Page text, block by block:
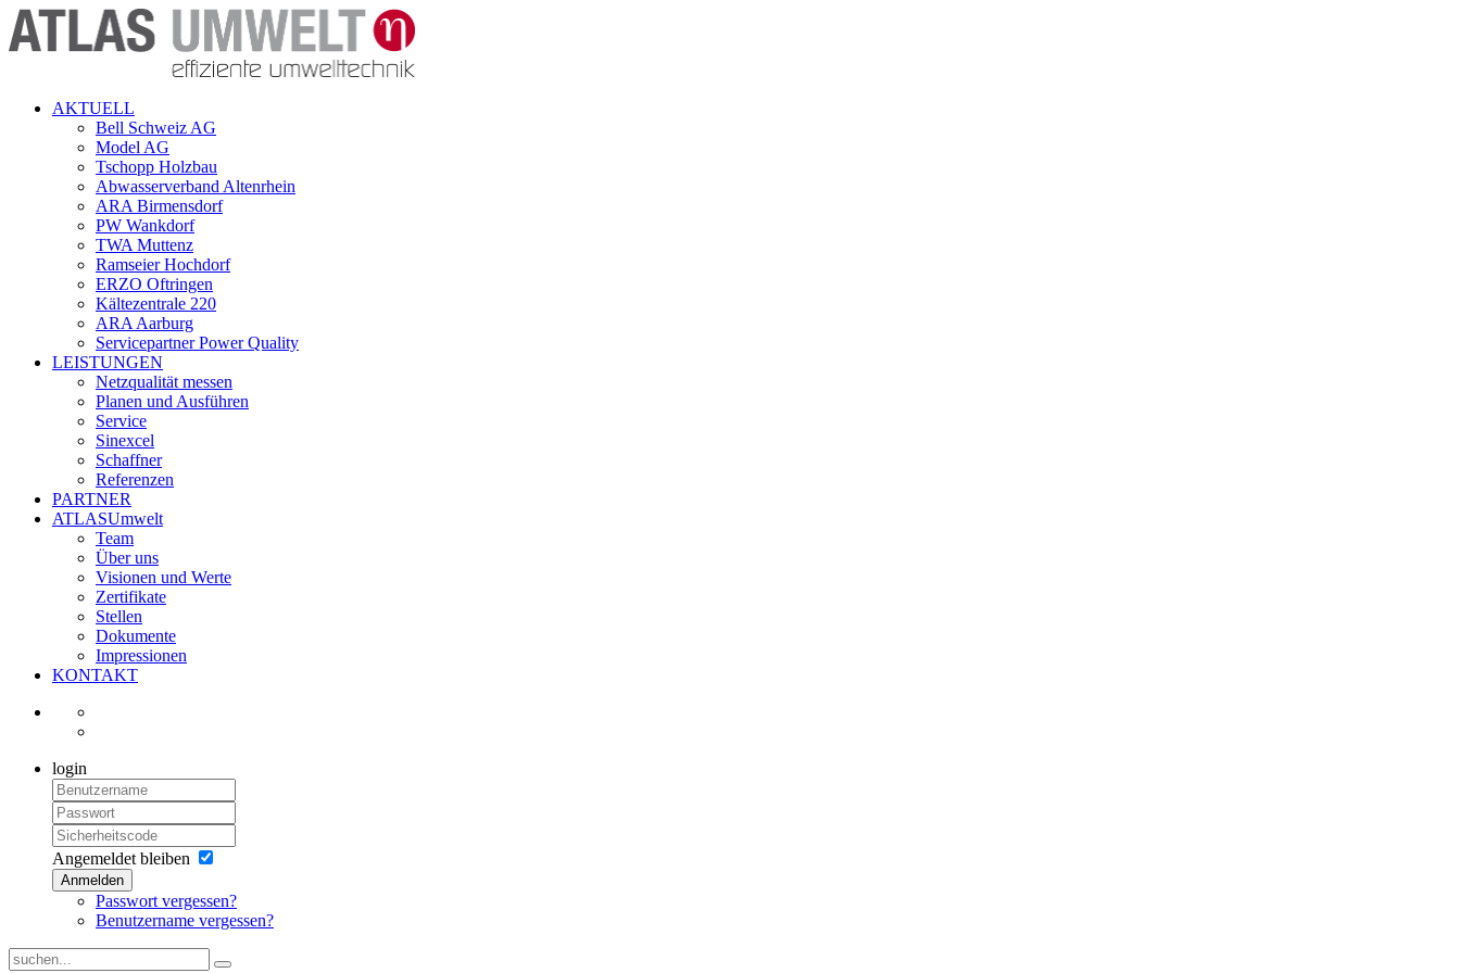
AKTUELL
Bell Schweiz AG
Model AG
Tschopp Holzbau
Abwasserverband Altenrhein
ARA Birmensdorf
PW Wankdorf
TWA Muttenz
Ramseier Hochdorf
ERZO Oftringen
Kältezentrale 220
ARA Aarburg
Servicepartner Power Quality
LEISTUNGEN
Netzqualität messen
Planen und Ausführen
Service
Sinexcel
Schaffner
Referenzen
PARTNER
ATLASUmwelt
Team
Über uns
Visionen und Werte
Zertifikate
Stellen
Dokumente
Impressionen
KONTAKT
login
Angemeldet bleiben
Anmelden
Passwort vergessen?
Benutzername vergessen?